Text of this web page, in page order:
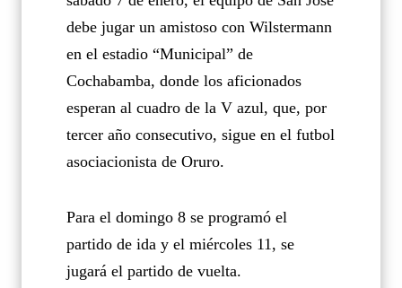
debe jugar un amistoso con Wilstermann
en el estadio “Municipal” de
Cochabamba, donde los aficionados
esperan al cuadro de la V azul, que, por
tercer año consecutivo, sigue en el futbol
asociacionista de Oruro.
Para el domingo 8 se programó el
partido de ida y el miércoles 11, se
jugará el partido de vuelta.